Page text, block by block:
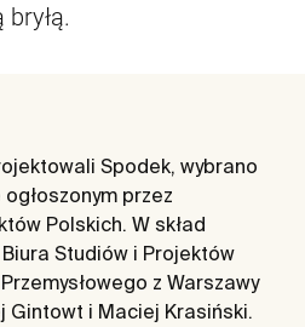
Spodek, wybrano
przez
Polskich. W skład
Studiów i Projektów
z Warszawy
i Maciej Krasiński.